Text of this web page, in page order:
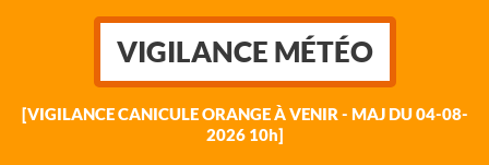
VIGILANCE MÉTÉO
[VIGILANCE CANICULE ORANGE À VENIR - MAJ DU 04-08-
2026 10h]